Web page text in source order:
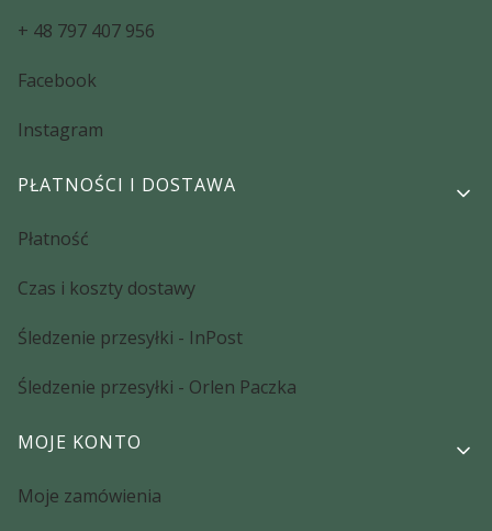
+ 48 797 407 956
Facebook
Instagram
PŁATNOŚCI I DOSTAWA
Płatność
Czas i koszty dostawy
Śledzenie przesyłki - InPost
Śledzenie przesyłki - Orlen Paczka
MOJE KONTO
Moje zamówienia